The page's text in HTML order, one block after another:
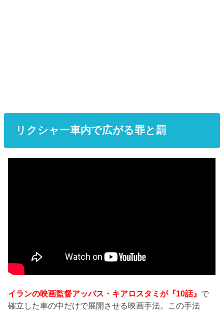
リクシャー車内で広がる罪と罰
イランの映画監督アッバス・キアロスタミが『10話』 で
確立した車の中だけで展開させる映画手法。この手法